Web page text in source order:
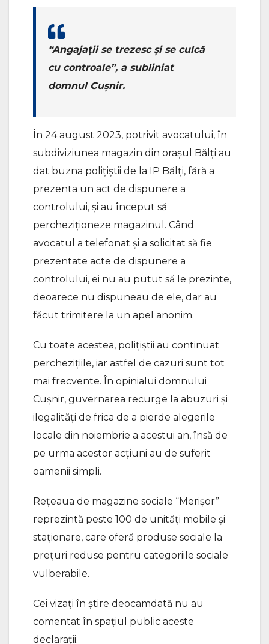
“Angajații se trezesc și se culcă
cu controale”, a subliniat
domnul Cușnir.
În 24 august 2023, potrivit avocatului, în
subdiviziunea magazin din orașul Bălți au
dat buzna polițiștii de la IP Bălți, fără a
prezenta un act de dispunere a
controlului, și au început să
percheziționeze magazinul. Când
avocatul a telefonat și a solicitat să fie
prezentate acte de dispunere a
controlului, ei nu au putut să le prezinte,
deoarece nu dispuneau de ele, dar au
făcut trimitere la un apel anonim.
Cu toate acestea, polițiștii au continuat
perchezițiile, iar astfel de cazuri sunt tot
mai frecvente. În opinialui domnului
Cușnir, guvernarea recurge la abuzuri și
ilegalități de frica de a pierde alegerile
locale din noiembrie a acestui an, însă de
pe urma acestor acțiuni au de suferit
oamenii simpli.
Rețeaua de magazine sociale “Merișor”
reprezintă peste 100 de unități mobile și
staționare, care oferă produse sociale la
prețuri reduse pentru categoriile sociale
vulberabile.
Cei vizați în știre deocamdată nu au
comentat în spațiul public aceste
declarații.